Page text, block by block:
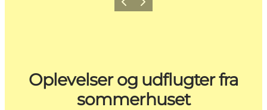
Forrige billede
Næste billede
Oplevelser og udflugter fra
sommerhuset